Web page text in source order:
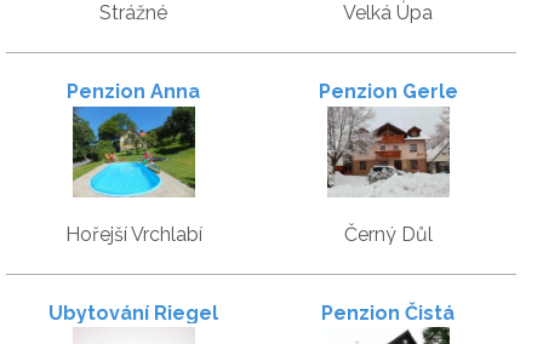
Strážné Velká Úpa
Penzion Anna
Hořejší Vrchlabí
Penzion Gerle
Černý Důl
Ubytování Riegel Penzion Čistá